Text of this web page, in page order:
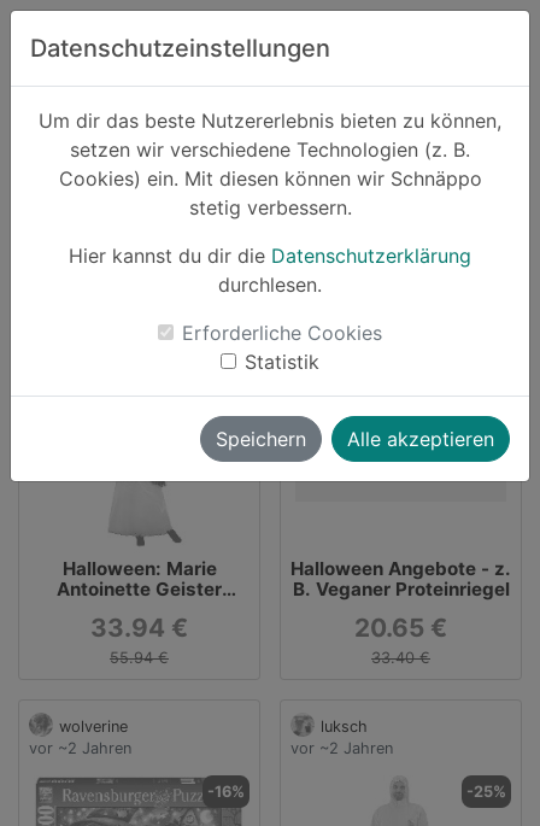
Zum Hauptinhalt springen
Datenschutzeinstellungen
Um dir das beste Nutzererlebnis bieten zu können,
setzen wir verschiedene Technologien (z. B.
Cookies) ein. Mit diesen können wir Schnäppo
stetig verbessern.
Hier kannst du dir die Datenschutzerklärung
durchlesen.
Erforderliche Cookies
Statistik
Speichern Alle akzeptieren
Suchen
Schnäppchen Suchergebnis
Halloween: Marie
Antoinette Geister
33.94 €
55.94 €
vor ~4 Jahren
-38%
Halloween Angebote - z.
B. Veganer Proteinriegel
20.65 €
33.40 €
wolverine
vor ~2 Jahren
-16%
luksch
vor ~2 Jahren
-25%